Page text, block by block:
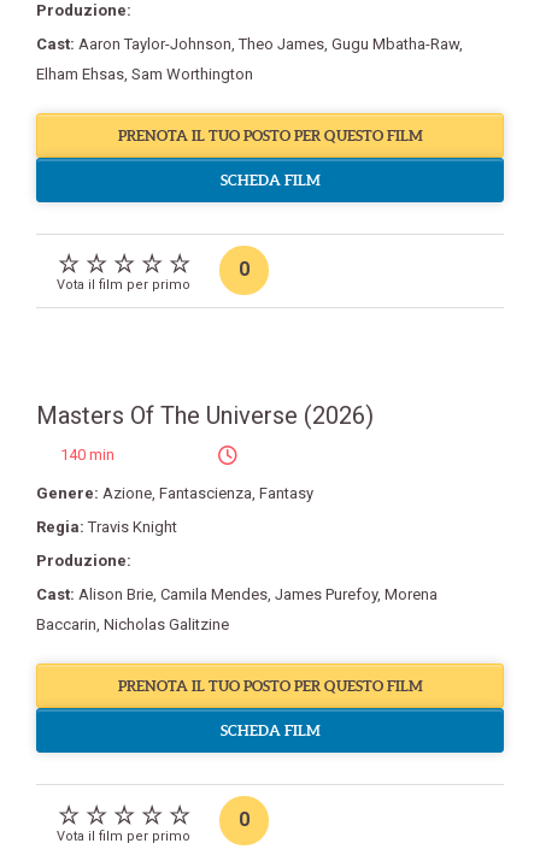
Produzione:
Cast: Aaron Taylor-Johnson,Theo James, Gugu Mbatha-Raw,
Elham Ehsas, Sam Worthington
PRENOTA IL TUO POSTO PER QUESTO FILM
SCHEDA FILM
Vota il film per primo
0
Masters Of The Universe (2026)
140 min
Genere: Azione, Fantascienza, Fantasy
Regia:Travis Knight
Produzione:
Cast: Alison Brie, Camila Mendes, James Purefoy, Morena
Baccarin, Nicholas Galitzine
PRENOTA IL TUO POSTO PER QUESTO FILM
SCHEDA FILM
Vota il film per primo
0